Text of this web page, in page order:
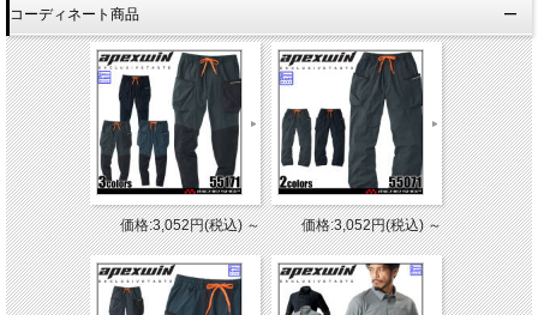
コーディネート商品
価格:3,052円(税込)～ 価格:3,052円(税込)～